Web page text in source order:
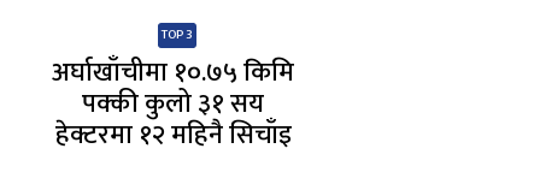
TOP 3
अर्घाखाँचीमा १०.७५ किमि
पक्की कुलो ३१ सय
हेक्टरमा १२ महिनै सिचाँइ